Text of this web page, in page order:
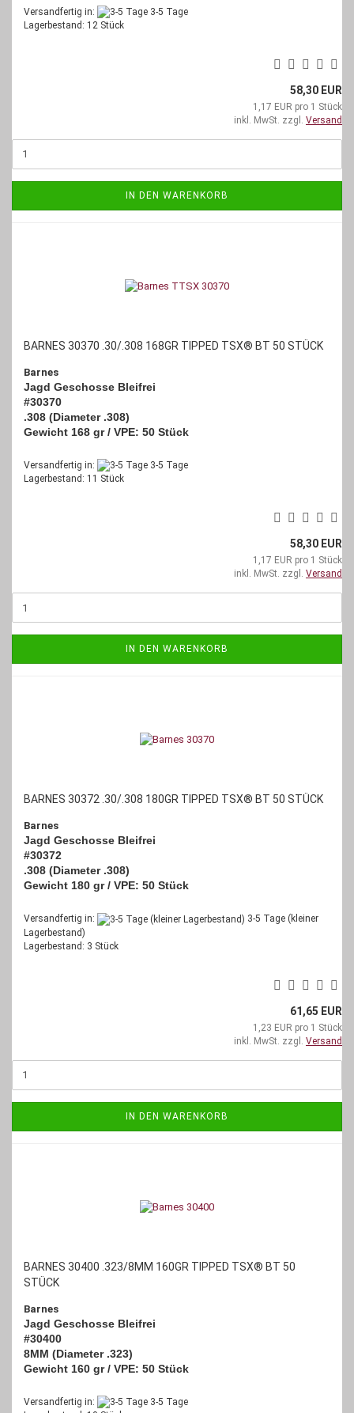
Versandfertig in:
3-5 Tage
Lagerbestand: 12 Stück
58,30 EUR
1,17 EUR pro 1 Stück
inkl. MwSt. zzgl. Versand
IN DEN WARENKORB
BARNES 30370 .30/.308 168GR TIPPED TSX® BT 50 STÜCK
Barnes
Jagd Geschosse Bleifrei
#30370
.308 (Diameter .308)
Gewicht 168 gr / VPE: 50 Stück
Versandfertig in:
3-5 Tage
Lagerbestand: 11 Stück
58,30 EUR
1,17 EUR pro 1 Stück
inkl. MwSt. zzgl. Versand
IN DEN WARENKORB
BARNES 30372 .30/.308 180GR TIPPED TSX® BT 50 STÜCK
Barnes
Jagd Geschosse Bleifrei
#30372
.308 (Diameter .308)
Gewicht 180 gr / VPE: 50 Stück
Versandfertig in:
3-5 Tage (kleiner
Lagerbestand)
Lagerbestand: 3 Stück
61,65 EUR
1,23 EUR pro 1 Stück
inkl. MwSt. zzgl. Versand
IN DEN WARENKORB
BARNES 30400 .323/8MM 160GR TIPPED TSX® BT 50
STÜCK
Barnes
Jagd Geschosse Bleifrei
#30400
8MM (Diameter .323)
Gewicht 160 gr / VPE: 50 Stück
Versandfertig in:
3-5 Tage